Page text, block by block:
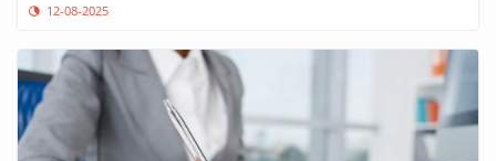
12-08-2025